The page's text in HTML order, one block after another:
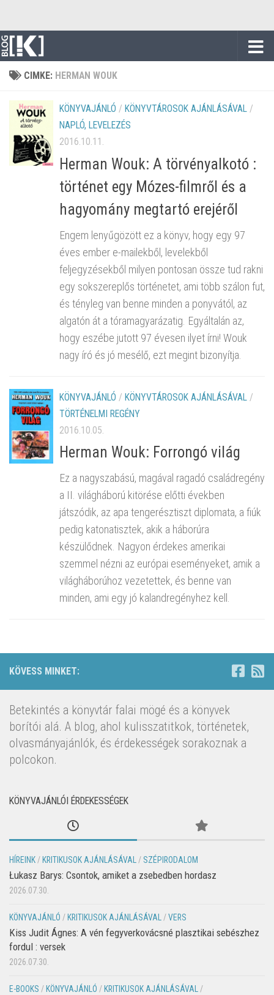
CIMKE: HERMAN WOUK
KÖNYVAJÁNLÓ / KÖNYVTÁROSOK AJÁNLÁSÁVAL /
NAPLÓ, LEVELEZÉS
2016.10.11.
Herman Wouk: A törvényalkotó :
történet egy Mózes-filmről és a
hagyomány megtartó erejéről
Engem lenyűgözött ez a könyv, hogy egy 97
éves ember e-mailekből, levelekből
feljegyzésekből milyen pontosan össze tud rakni
egy sokszereplős történetet, ami több szálon fut,
és tényleg van benne minden a ponyvától, az
algatón át a tóramagyarázatig. Egyáltalán az,
hogy eszébe jutott 97 évesen ilyet írni! Wouk
nagy író és jó mesélő, ezt megint bizonyítja.
KÖNYVAJÁNLÓ / KÖNYVTÁROSOK AJÁNLÁSÁVAL /
TÖRTÉNELMI REGÉNY
2016.10.05.
Herman Wouk: Forrongó világ
Ez a nagyszabású, magával ragadó családregény
a II. világháború kitörése előtti években
játszódik, az apa tengerésztiszt diplomata, a fiúk
pedig katonatisztek, akik a háborúra
készülődnek. Nagyon érdekes amerikai
szemmel nézni az európai eseményeket, amik a
világháborúhoz vezetettek, és benne van
minden, ami egy jó kalandregényhez kell.
KÖVESS MINKET:
Betekintés a könyvtár falai mögé és a könyvek
borítói alá. A blog, ahol kulisszatitkok, történetek,
olvasmányajánlók, és érdekességek sorakoznak a
polcokon.
KÖNYVAJÁNLÓI ÉRDEKESSÉGEK
HÍREINK/ KRITIKUSOK AJÁNLÁSÁVAL/ SZÉPIRODALOM
Łukasz Barys: Csontok, amiket a zsebedben hordasz
2026.07.30.
KÖNYVAJÁNLÓ / KRITIKUSOK AJÁNLÁSÁVAL/VERS
Kiss Judit Ágnes: A vén fegyverkovácsné plasztikai sebészhez
fordul : versek
2026.07.30.
E-BOOKS / KÖNYVAJÁNLÓ / KRITIKUSOK AJÁNLÁSÁVAL/